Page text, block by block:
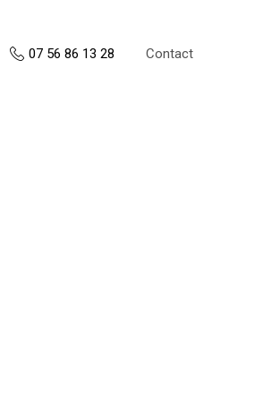
07 56 86 13 28 Contact